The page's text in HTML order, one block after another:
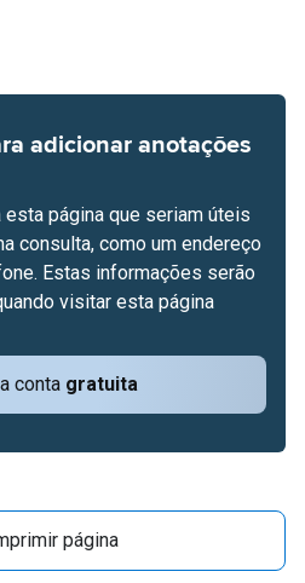
adicionar anotações
conta gratuita
página que seriam úteis
consulta, como um endereço
Estas informações serão
visitar esta página
página